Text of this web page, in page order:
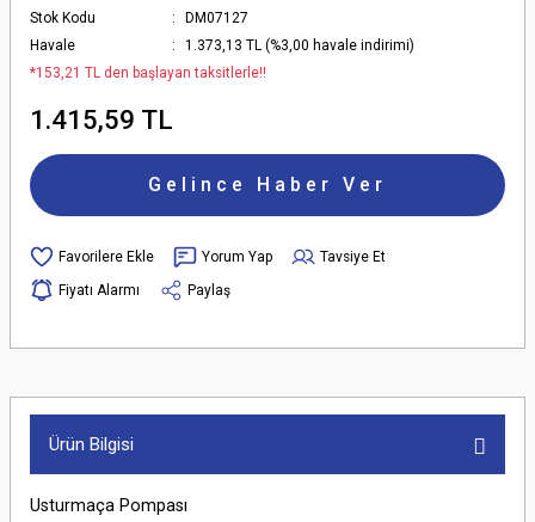
Stok Kodu
DM07127
Havale
1.373,13 TL (%3,00 havale indirimi)
*153,21 TL den başlayan taksitlerle!!
1.415,59 TL
Gelince Haber Ver
Yorum Yap
Tavsiye Et
Fiyatı Alarmı
Paylaş
Ürün Bilgisi
Usturmaça Pompası